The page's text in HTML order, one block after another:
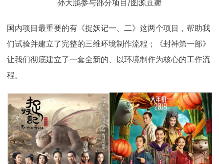
孙大鹏参与部分项目/图源豆瓣
国内项目最重要的有《捉妖记一、二》这两个项目，帮助我
们试验并建立了完整的三维环境制作流程；《封神第一部》
让我们彻底建立了一套全新的、以环境制作为核心的工作流
程。